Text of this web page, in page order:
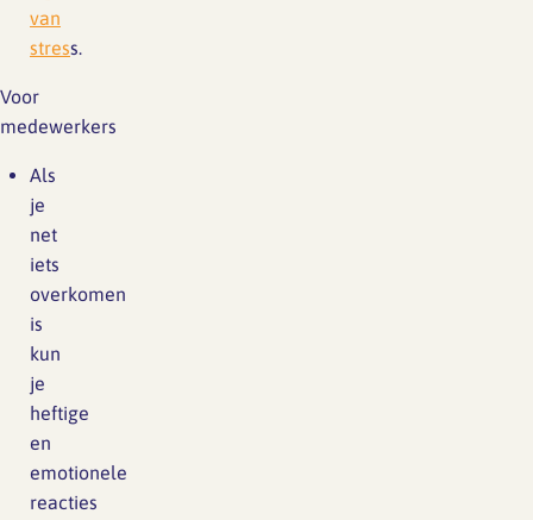
van
stress.
Voor
medewerkers
Als
je
net
iets
overkomen
is
kun
je
heftige
en
emotionele
reacties